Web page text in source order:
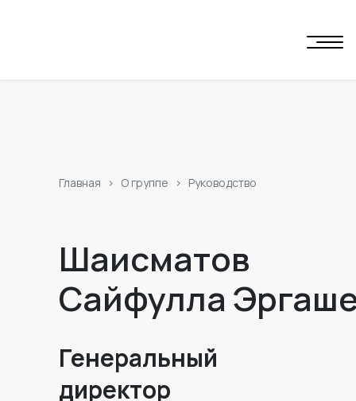
Главная О группе Руководство
Шаисматов
Сайфулла
Генеральный
директор